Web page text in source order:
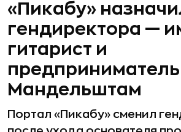
«Пикабу»
гендиректора —
гитарист и
Мандельштам
Портал «Пикабу» сменил